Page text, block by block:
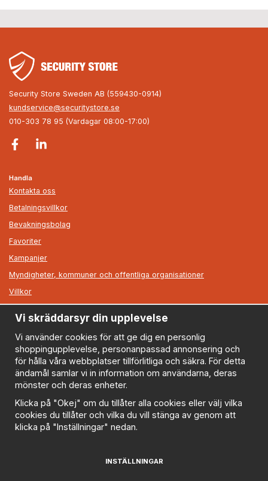
Security Store Sweden AB (559430-0914)
kundservice@securitystore.se
010-303 78 95 (Vardagar 08:00-17:00)
Handla
Kontakta oss
Betalningsvillkor
Bevakningsbolag
Favoriter
Kampanjer
Myndigheter, kommuner och offentliga organisationer
Villkor
Information
Om oss
Nyheter
Nyhetsbrev
Logga in
Om cookies
Cookie inställningar
Vi skräddarsyr din upplevelse
Vi använder cookies för att ge dig en personlig
shoppingupplevelse, personanpassad annonsering och
för hålla våra webbplatser tillförlitliga och säkra. För detta
ändamål samlar vi in information om användarna, deras
mönster och deras enheter.
Klicka på "Okej" om du tillåter alla cookies eller välj vilka
cookies du tillåter och vilka du vill stänga av genom att
klicka på "Inställningar" nedan.
INSTÄLLNINGAR